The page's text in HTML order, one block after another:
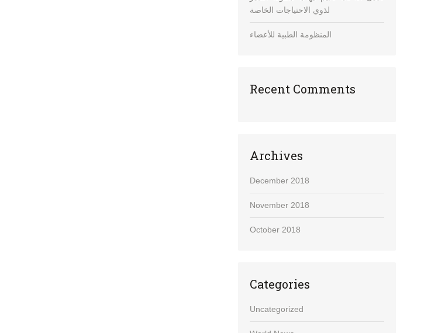
لذوي الاحتياجات الخاصة
المنظومة الطبية للأعضاء
Recent Comments
Archives
December 2018
November 2018
October 2018
Categories
Uncategorized